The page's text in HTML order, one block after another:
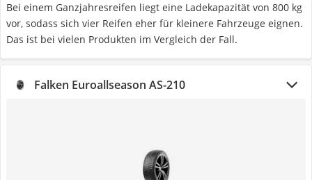
Bei einem Ganzjahresreifen liegt eine Ladekapazität von 800 kg
vor, sodass sich vier Reifen eher für kleinere Fahrzeuge eignen.
Das ist bei vielen Produkten im Vergleich der Fall.
Falken Euroallseason AS-210